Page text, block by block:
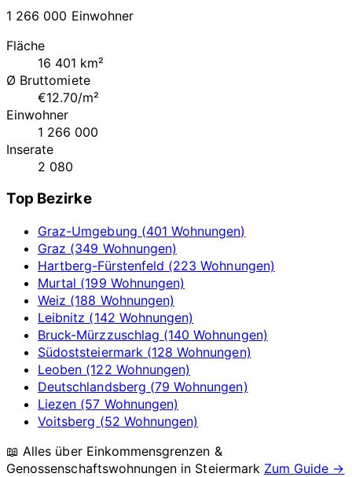
1 266 000 Einwohner
Fläche
16 401 km²
Ø Bruttomiete
€12.70/m²
Einwohner
1 266 000
Inserate
2 080
Top Bezirke
Graz-Umgebung (401 Wohnungen)
Graz (349 Wohnungen)
Hartberg-Fürstenfeld (223 Wohnungen)
Murtal (199 Wohnungen)
Weiz (188 Wohnungen)
Leibnitz (142 Wohnungen)
Bruck-Mürzzuschlag (140 Wohnungen)
Südoststeiermark (128 Wohnungen)
Leoben (122 Wohnungen)
Deutschlandsberg (79 Wohnungen)
Liezen (57 Wohnungen)
Voitsberg (52 Wohnungen)
📖 Alles über Einkommensgrenzen &
Genossenschaftswohnungen in Steiermark Zum Guide →